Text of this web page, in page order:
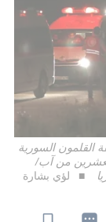
القلمون السورية
من آب/
لؤي بشارة